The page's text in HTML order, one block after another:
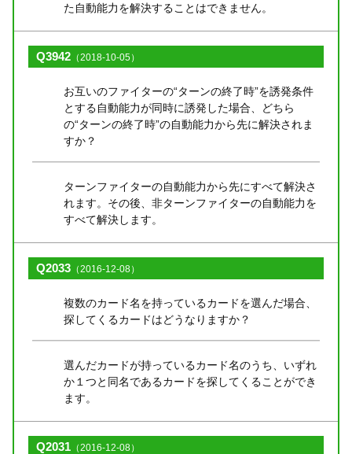
た自動能力を解決することはできません。
Q3942 （2018-10-05）
お互いのファイターの“ターンの終了時”を誘発条件
とする自動能力が同時に誘発した場合、どちら
の“ターンの終了時”の自動能力から先に解決されま
すか？
ターンファイターの自動能力から先にすべて解決さ
れます。その後、非ターンファイターの自動能力を
すべて解決します。
Q2033 （2016-12-08）
複数のカード名を持っているカードを選んだ場合、
探してくるカードはどうなりますか？
選んだカードが持っているカード名のうち、いずれ
か１つと同名であるカードを探してくることができ
ます。
Q2031 （2016-12-08）